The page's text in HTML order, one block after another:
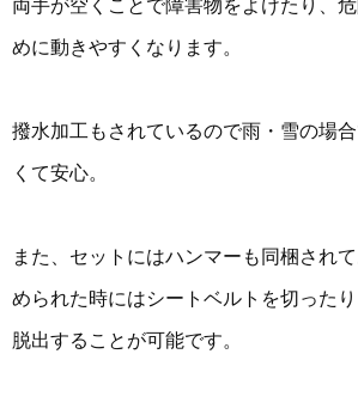
両手が空くことで障害物をよけたり、
めに動きやすくなります。
撥水加工もされているので雨・雪の場
くて安心。
また、セットにはハンマーも同梱され
められた時にはシートベルトを切った
脱出することが可能です。